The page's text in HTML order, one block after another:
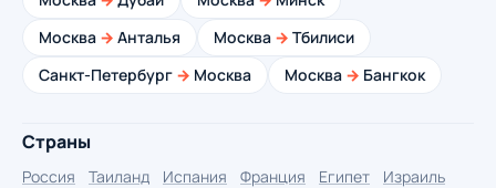
Москва → Анталья Москва → Тбилиси
Санкт-Петербург → Москва Москва → Бангкок
Страны
Россия Таиланд Испания Франция Египет
Израиль